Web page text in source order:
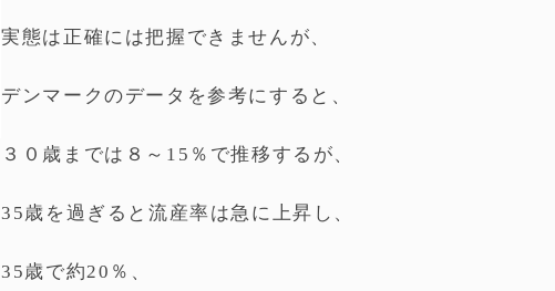
実態は正確には把握できませんが、
デンマークのデータを参考にすると、
３０歳までは８～15％で推移するが、
35歳を過ぎると流産率は急に上昇し、
35歳で約20％、